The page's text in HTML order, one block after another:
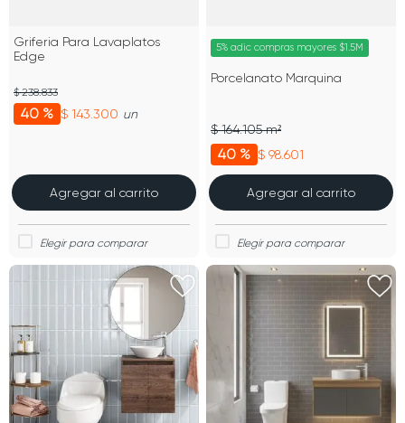
Griferia Para Lavaplatos
Edge
40 % $ 143.300
$ 238.833
un
Agregar al carrito
5% adic compras mayores $1.5M
Porcelanato Marquina
40 % $ 98.601
$ 164.105 m²
Agregar al carrito